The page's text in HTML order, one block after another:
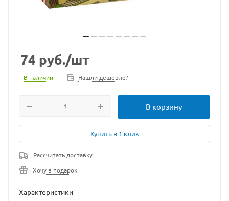
74 руб./шт
В наличии Нашли дешевле?
В корзину
Купить в 1 клик
Рассчитать доставку
Хочу в подарок
Характеристики